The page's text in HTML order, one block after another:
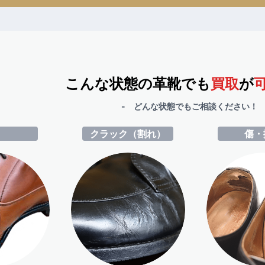
こんな状態の革靴でも買取が
- どんな状態でもご相談ください
クラック（割れ） 傷